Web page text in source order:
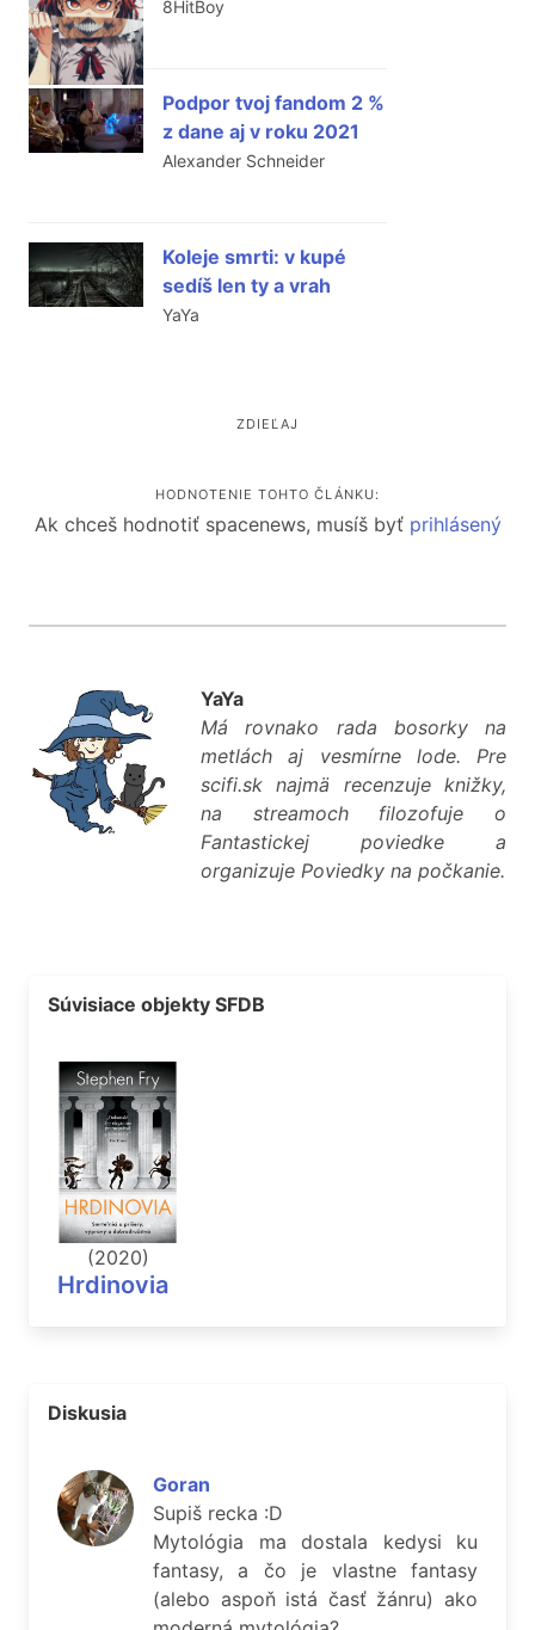
8HitBoy
Podpor tvoj fandom 2 %
z dane aj v roku 2021
Alexander Schneider
Koleje smrti: v kupé
sedíš len ty a vrah
YaYa
ZDIEĽAJ
HODNOTENIE TOHTO ČLÁNKU:
Ak chceš hodnotiť spacenews, musíš byť prihlásený
YaYa
Má rovnako rada bosorky na
metlách aj vesmírne lode. Pre
scifi.sk najmä recenzuje knižky,
na streamoch filozofuje o
Fantastickej poviedke a
organizuje Poviedky na počkanie.
Súvisiace objekty SFDB
(2020)
Hrdinovia
Diskusia
Goran
Supiš recka :D
Mytológia ma dostala kedysi ku
fantasy, a čo je vlastne fantasy
(alebo aspoň istá časť žánru) ako